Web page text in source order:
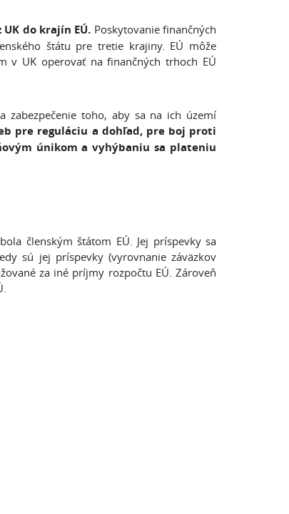
do krajín EÚ. Poskytovanie finančných
štátu pre tretie krajiny. EÚ môže
v UK operovať na finančných trhoch EÚ
zabezpečenie toho, aby sa na ich území
pre reguláciu a dohľad, pre boj proti
únikom a vyhýbaniu sa plateniu
členským štátom EÚ. Jej príspevky sa
sú jej príspevky (vyrovnanie záväzkov
za iné príjmy rozpočtu EÚ. Zároveň